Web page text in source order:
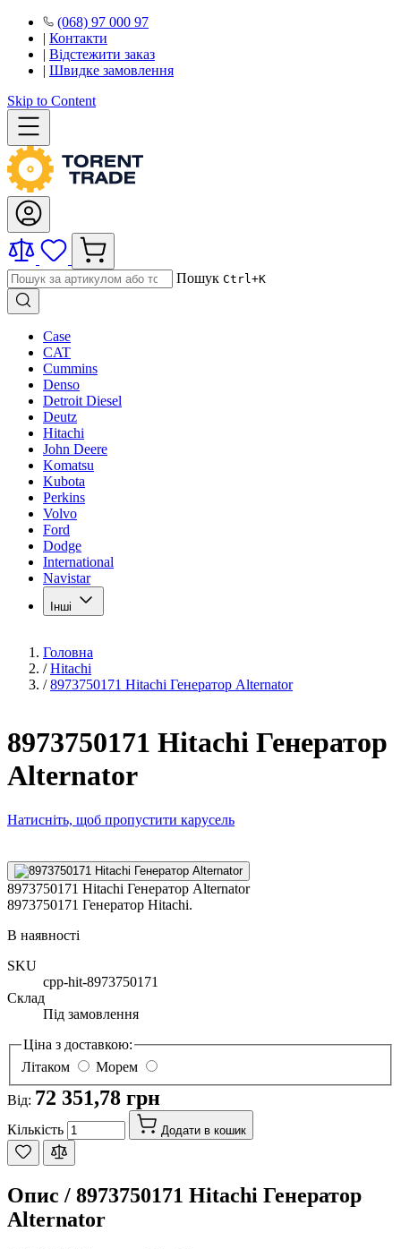
(068) 97 000 97
| Контакти
| Відстежити заказ
| Швидке замовлення
Skip to Content
Пошук Ctrl+K
Case
CAT
Cummins
Denso
Detroit Diesel
Deutz
Hitachi
John Deere
Komatsu
Kubota
Perkins
Volvo
Ford
Dodge
International
Navistar
Інші
Головна
/ Hitachi
/ 8973750171 Hitachi Генератор Alternator
8973750171 Hitachi Генератор
Alternator
Натисніть, щоб пропустити карусель
8973750171 Hitachi Генератор Alternator
8973750171 Генератор Hitachi.
В наявності
SKU
cpp-hit-8973750171
Склад
Під замовлення
Ціна з доставкою:
Літаком
Морем
Від: 72 351,78 грн
Кількість Додати в кошик
Опис / 8973750171 Hitachi Генератор
Alternator